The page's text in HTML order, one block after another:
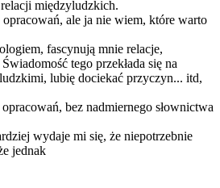
międzyludzkich.
ale ja nie wiem, które warto
fascynują mnie relacje,
tego przekłada się na
lubię dociekać przyczyn... itd,
bez nadmiernego słownictwa
wydaje mi się, że niepotrzebnie
jednak